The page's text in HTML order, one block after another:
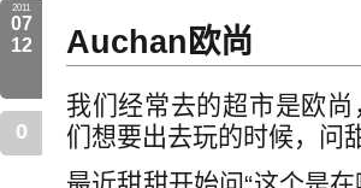
2011
07
12
0
Auchan欧尚
我们经常去的超市是欧
们想要出去玩的时候，问